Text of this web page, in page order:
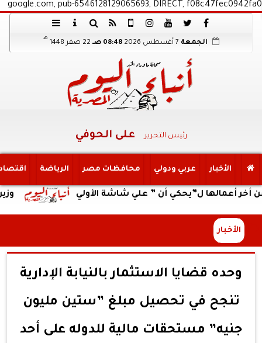
google.com, pub-6546128129065693, DIRECT, f08c47fec0942fa0
الجمعة 08:48 صـ 22 صفر 1448
هـ
رئيس التحرير على الحوفي
الأخبار عربي ودولي محافظات مصر الرياضة
وزير العمل ل”يحكي أن ” علي شاشة الأولي
الأخبار
وحده قضايا الاستثمار بالنيابة الإدارية
تنجح في تحصيل مبلغ ”ستين مليون
جنيه” مستحقات مالية للدوله على أحد